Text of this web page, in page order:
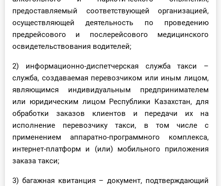
предоставляемый соответствующей организацией,
осуществляющей деятельность по проведению
предрейсового и послерейсового медицинского
освидетельствования водителей;
2) информационно-диспетчерская служба такси –
служба, создаваемая перевозчиком или иным лицом,
являющимся индивидуальным предпринимателем
или юридическим лицом Республики Казахстан, для
обработки заказов клиентов и передачи их на
исполнение перевозчику такси, в том числе с
применением аппаратно-программного комплекса,
интернет-платформ и (или) мобильного приложения
заказа такси;
3) багажная квитанция – документ, подтверждающий